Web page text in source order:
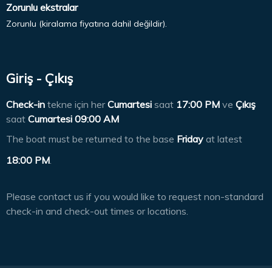
Zorunlu ekstralar
Zorunlu (kiralama fiyatına dahil değildir).
Giriş - Çıkış
Check-in tekne için herCumartesi saat 17:00 PM ve Çıkış
saat Cumartesi 09:00 AM
The boat must be returned to the base Friday at latest
18:00 PM
Please contact us if you would like to request non-standard
check-in and check-out times or locations.